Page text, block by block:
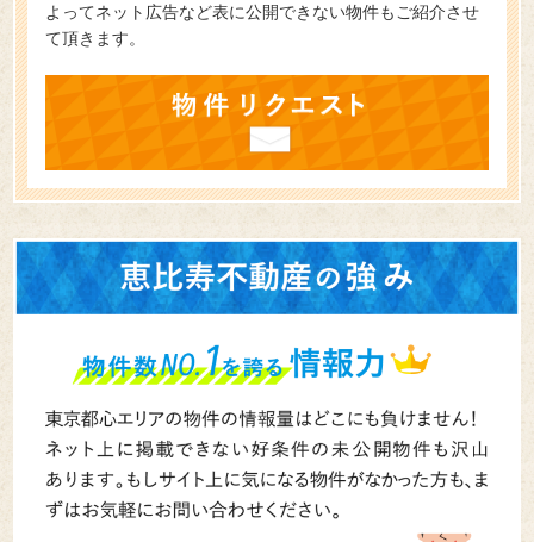
よってネット広告など表に公開できない物件もご紹介させ
て頂きます。